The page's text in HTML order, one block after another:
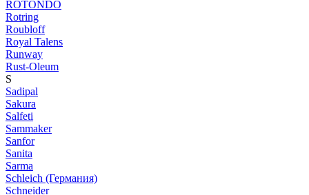
ROTONDO
Rotring
Roubloff
Royal Talens
Runway
Rust-Oleum
S
Sadipal
Sakura
Salfeti
Sammaker
Sanfor
Sanita
Sarma
Schleich (Германия)
Schneider